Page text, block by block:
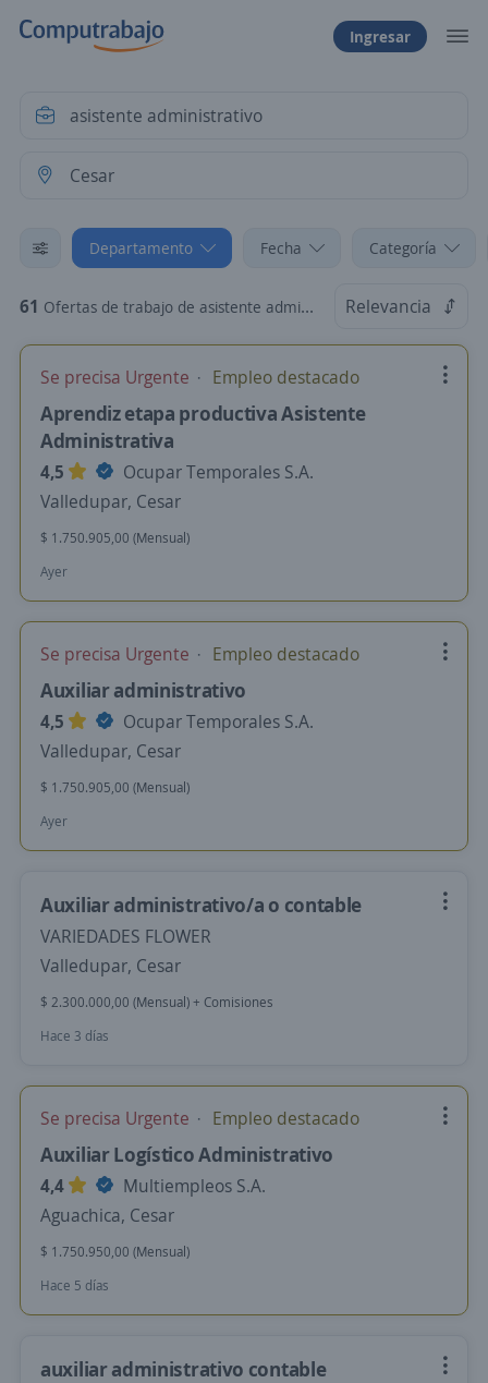
Ingresar
Departamento Fecha Categoría
61 Ofertas de trabajo de asistente administrativo en Cesar Relevancia
Se precisa Urgente Empleo destacado
Aprendiz etapa productiva Asistente
Administrativa
4,5
Ocupar Temporales S.A.
Valledupar, Cesar
$ 1.750.905,00 (Mensual)
Ayer
Se precisa Urgente Empleo destacado
Auxiliar administrativo
4,5
Ocupar Temporales S.A.
Valledupar, Cesar
$ 1.750.905,00 (Mensual)
Ayer
Auxiliar administrativo/a o contable
VARIEDADES FLOWER
Valledupar, Cesar
$ 2.300.000,00 (Mensual) + Comisiones
Hace 3 días
Se precisa Urgente Empleo destacado
Auxiliar Logístico Administrativo
4,4
Multiempleos S.A.
Aguachica, Cesar
$ 1.750.950,00 (Mensual)
Hace 5 días
auxiliar administrativo contable